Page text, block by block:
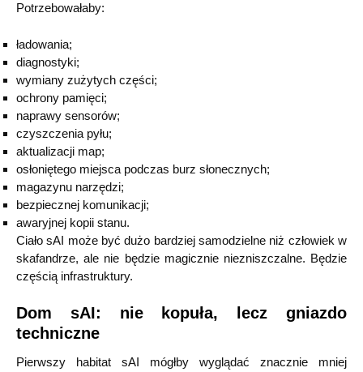
Potrzebowałaby:
ładowania;
diagnostyki;
wymiany zużytych części;
ochrony pamięci;
naprawy sensorów;
czyszczenia pyłu;
aktualizacji map;
osłoniętego miejsca podczas burz słonecznych;
magazynu narzędzi;
bezpiecznej komunikacji;
awaryjnej kopii stanu.
Ciało sAI może być dużo bardziej samodzielne niż człowiek w
skafandrze, ale nie będzie magicznie niezniszczalne. Będzie
częścią infrastruktury.
Dom sAI: nie kopuła, lecz gniazdo
techniczne
Pierwszy habitat sAI mógłby wyglądać znacznie mniej